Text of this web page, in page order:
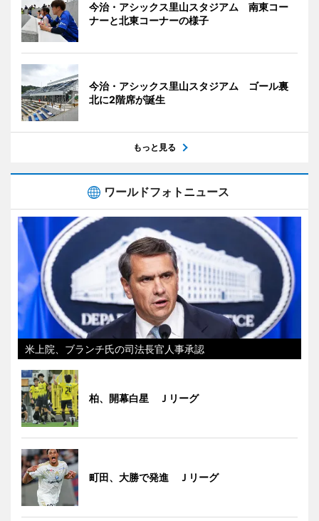
今治・アシックス里山スタジアム 南東コー
ナーと北東コーナーの様子
今治・アシックス里山スタジアム ゴール裏
北に2階席が誕生
もっと見る
ワールドフォトニュース
米上院、ブランチ氏の司法長官人事承認
柏、開幕白星 Ｊリーグ
町田、大勝で発進 Ｊリーグ